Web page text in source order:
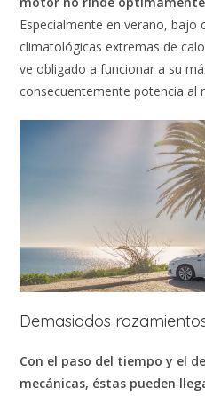
Especialmente en verano, bajo
climatológicas extremas de
ve obligado a funcionar a su
consecuentemente potencia al
Demasiados
Con el paso del tiempo y el
mecánicas, éstas pueden